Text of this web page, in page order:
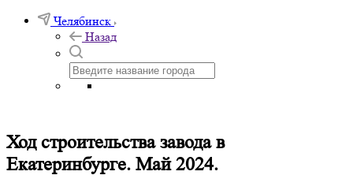
Челябинск
Назад
Ход строительства завода в
Екатеринбурге. Май 2024.